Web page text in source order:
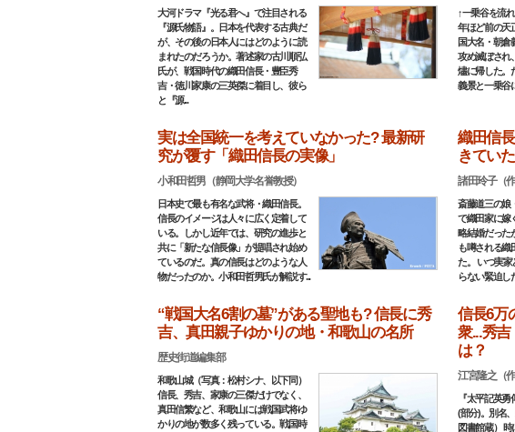
大河ドラマ『光る君へ』で注目される
『源氏物語』。日本を代表する古典だ
が、その後の日本人にはどのように読
まれたのだろうか。著述家の古川順弘
氏が、戦国時代の織田信長・豊臣秀
吉・徳川家康の三英傑に着目し、彼ら
と『源...
↑一乗谷を流
年ほど前の天
国大名・朝倉
攻め滅ぼされ
燼に帰した。
義景と一乗谷
実は全国統一を考えていなかった? 最新研
究が覆す「織田信長の実像」
小和田哲男（静岡大学名誉教授）
日本史で最も有名な武将・織田信長。
信長のイメージは人々に広く定着して
いる。しかし近年では、研究の進歩と
共に「新たな信長像」が提唱され始め
ているのだ。真の信長はどのような人
物だったのか。小和田哲男氏が解説す...
織田信
きてい
諸田玲子（作
斎藤道三の娘
で織田家に嫁
略結婚だった
も噂される織
た。 いつ実
らない緊迫し
“戦国大名6割の墓”がある聖地も? 信長に秀
吉、真田親子ゆかりの地・和歌山の名所
歴史街道編集部
和歌山城（写真：松村シナ、以下同）
信長、秀吉、家康の三傑だけでなく、
真田信繁など、和歌山には戦国武将ゆ
かりの地が数多く残っている。戦国時
信長6万
衆...秀
は？
江宮隆之（作
『太平記英
(部分)。別名
図書館蔵）